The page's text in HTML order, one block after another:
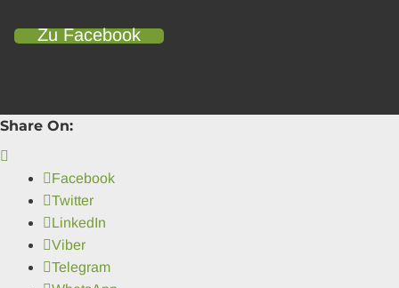
Zu Facebook
Share On:
Facebook
Twitter
LinkedIn
Viber
Telegram